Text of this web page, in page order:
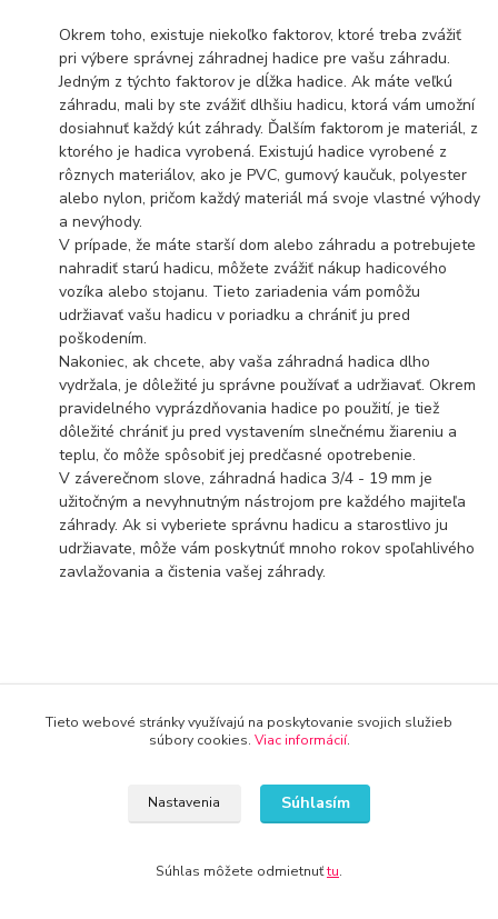
Okrem toho, existuje niekoľko faktorov, ktoré treba zvážiť
pri výbere správnej záhradnej hadice pre vašu záhradu.
Jedným z týchto faktorov je dĺžka hadice. Ak máte veľkú
záhradu, mali by ste zvážiť dlhšiu hadicu, ktorá vám umožní
dosiahnuť každý kút záhrady. Ďalším faktorom je materiál, z
ktorého je hadica vyrobená. Existujú hadice vyrobené z
rôznych materiálov, ako je PVC, gumový kaučuk, polyester
alebo nylon, pričom každý materiál má svoje vlastné výhody
a nevýhody.
V prípade, že máte starší dom alebo záhradu a potrebujete
nahradiť starú hadicu, môžete zvážiť nákup hadicového
vozíka alebo stojanu. Tieto zariadenia vám pomôžu
udržiavať vašu hadicu v poriadku a chrániť ju pred
poškodením.
Nakoniec, ak chcete, aby vaša záhradná hadica dlho
vydržala, je dôležité ju správne používať a udržiavať. Okrem
pravidelného vyprázdňovania hadice po použití, je tiež
dôležité chrániť ju pred vystavením slnečnému žiareniu a
teplu, čo môže spôsobiť jej predčasné opotrebenie.
V záverečnom slove, záhradná hadica 3/4 - 19 mm je
užitočným a nevyhnutným nástrojom pre každého majiteľa
záhrady. Ak si vyberiete správnu hadicu a starostlivo ju
udržiavate, môže vám poskytnúť mnoho rokov spoľahlivého
zavlažovania a čistenia vašej záhrady.
Doprava od 30€ zadarmo
Tieto webové stránky využívajú na poskytovanie svojich služieb
súbory cookies. Viac informácií.
Nastavenia Súhlasím
Súhlas môžete odmietnuťtu.